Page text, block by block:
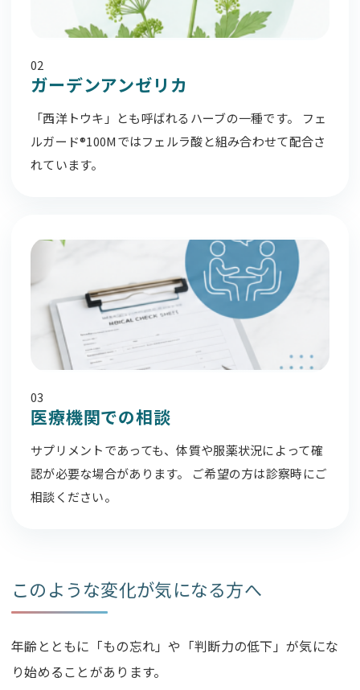
02
ガーデンアンゼリカ
「西洋トウキ」とも呼ばれるハーブの一種です。 フェ
ルガード®100Mではフェルラ酸と組み合わせて配合さ
れています。
03
医療機関での相談
サプリメントであっても、体質や服薬状況によって確
認が必要な場合があります。 ご希望の方は診察時にご
相談ください。
このような変化が気になる方へ
年齢とともに「もの忘れ」や「判断力の低下」が気にな
り始めることがあります。